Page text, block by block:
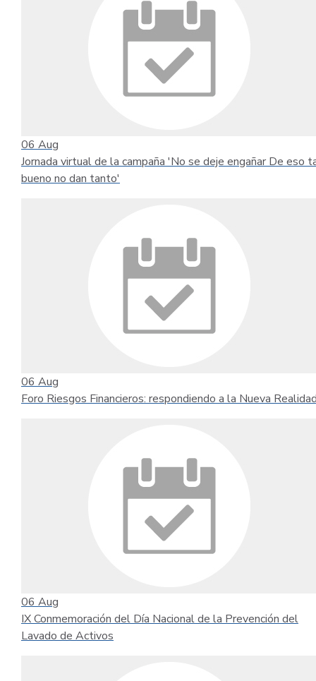
06 Aug
Jornada virtual de la campaña 'No se deje engañar De eso
bueno no dan tanto'
06 Aug
Foro Riesgos Financieros: respondiendo a la Nueva
06 Aug
IX Conmemoración del Día Nacional de la Prevención del
Lavado de Activos